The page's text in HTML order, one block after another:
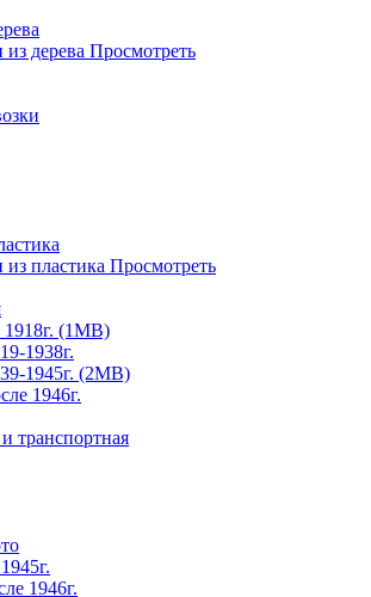
дерева Просмотреть
пластика Просмотреть
1918г. (1МВ)
1938г.
1945г. (2МВ)
1946г.
транспортная
1946г.